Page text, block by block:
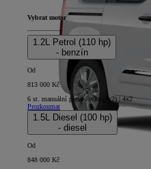
Vybrat motor
1.2L Petrol (110 hp)
- benzín
Od
813 000 Kč
6 st. manuální převodovka (4x2) | 4x2
Prozkoumat
1.5L Diesel (100 hp)
- diesel
Od
848 000 Kč